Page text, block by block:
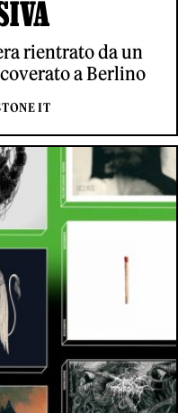
rientrato da un
a Berlino
IT